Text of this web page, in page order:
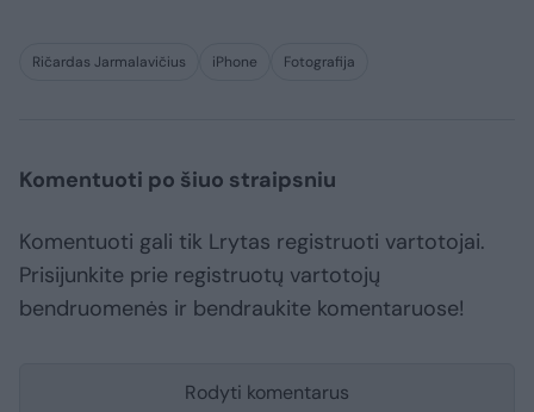
Ričardas Jarmalavičius iPhone Fotografija
Komentuoti po šiuo straipsniu
Komentuoti gali tik Lrytas registruoti vartotojai.
Prisijunkite prie registruotų vartotojų
bendruomenės ir bendraukite komentaruose!
Rodyti komentarus